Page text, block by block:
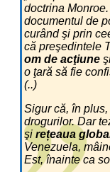
doctrina
documentul de
curând şi prin
că preşedintele
om de acţiune
o ţară să fie
(..)
Sigur că, în
drogurilor. Dar
şi rețeaua
Venezuela,
Est, înainte ca